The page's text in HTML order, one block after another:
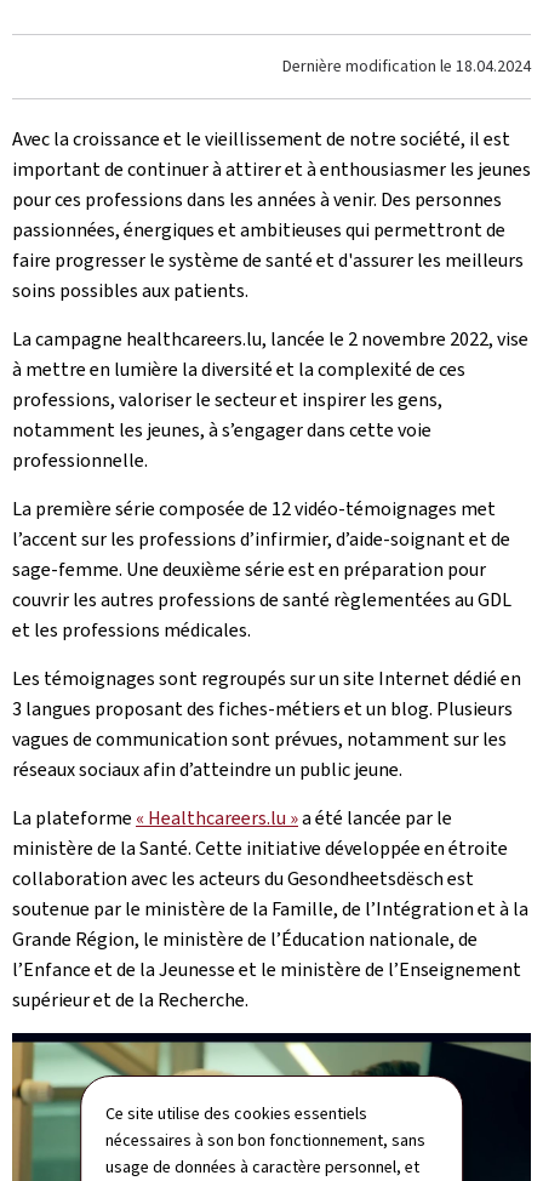
Ce site utilise des cookies essentiels
nécessaires à son bon fonctionnement, sans
usage de données à caractère personnel, et
Dernière modification le 18.04.2024
Avec la croissance et le vieillissement de notre société, il est
important de continuer à attirer et à enthousiasmer les jeunes
pour ces professions dans les années à venir. Des personnes
passionnées, énergiques et ambitieuses qui permettront de
faire progresser le système de santé et d'assurer les meilleurs
soins possibles aux patients.
La campagne healthcareers.lu, lancée le 2 novembre 2022, vise
à mettre en lumière la diversité et la complexité de ces
professions, valoriser le secteur et inspirer les gens,
notamment les jeunes, à s’engager dans cette voie
professionnelle.
La première série composée de 12 vidéo-témoignages met
l’accent sur les professions d’infirmier, d’aide-soignant et de
sage-femme. Une deuxième série est en préparation pour
couvrir les autres professions de santé règlementées au GDL
et les professions médicales.
Les témoignages sont regroupés sur un site Internet dédié en
3 langues proposant des fiches-métiers et un blog. Plusieurs
vagues de communication sont prévues, notamment sur les
réseaux sociaux afin d’atteindre un public jeune.
La plateforme « Healthcareers.lu »a été lancée par le
ministère de la Santé. Cette initiative développée en étroite
collaboration avec les acteurs du Gesondheetsdësch est
soutenue par le ministère de la Famille, de l’Intégration et à la
Grande Région, le ministère de l’Éducation nationale, de
l’Enfance et de la Jeunesse et le ministère de l’Enseignement
supérieur et de la Recherche.